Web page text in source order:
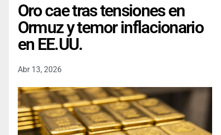
Oro cae tras tensiones en
Ormuz y temor inflacionario
en EE.UU.
Abr 13, 2026